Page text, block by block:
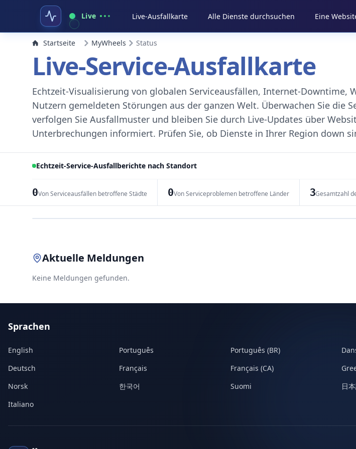
Live Live-Ausfallkarte Alle Dienste durchsuchen Eine
Startseite MyWheels Status
Live-Service-Ausfallkarte
Echtzeit-Visualisierung von globalen Serviceausfällen, Internet-Downtime,
Nutzern gemeldeten Störungen aus der ganzen Welt. Überwachen Sie die
verfolgen Sie Ausfallmuster und bleiben Sie durch Live-Updates über
Unterbrechungen informiert. Prüfen Sie, ob Dienste in Ihrer Region down
Echtzeit-Service-Ausfallberichte nach Standort
0Von Serviceausfällen betroffene Städte 0Von Serviceproblemen betroffene Länder 3Gesamtzahl
Aktuelle Meldungen
Keine Meldungen gefunden.
Sprachen
English Português Português (BR)
Deutsch
Français Français (CA)
Norsk
한국어 Suomi 日
Italiano